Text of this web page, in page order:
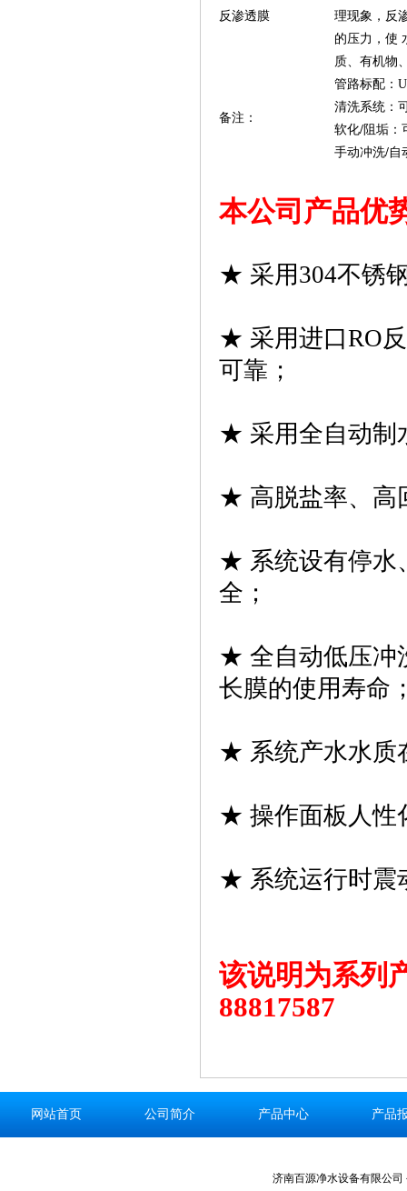
反渗透膜
理现象，反
的压力，使
质、有机物
备注：
管路标配：
清洗系统：
软化/阻垢：
手动冲洗/自
本公司产品优
★ 采用304不锈
★ 采用进口RO
可靠；
★ 采用全自动制
★ 高脱盐率、高
★ 系统设有停水
全；
★ 全自动低压冲
长膜的使用寿命
★ 系统产水水质
★ 操作面板人性
★ 系统运行时震
该说明为系列
88817587
网站首页 公司简介 产品中心 产品
济南百源净水设备有限公司